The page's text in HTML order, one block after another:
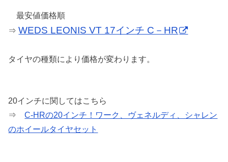
最安値価格順
⇒WEDS LEONIS VT 17インチ C－HR
タイヤの種類により価格が変わります。
20インチに関してはこちら
⇒C-HRの20インチ！ワーク、ヴェネルディ、シャレン
のホイールタイヤセット